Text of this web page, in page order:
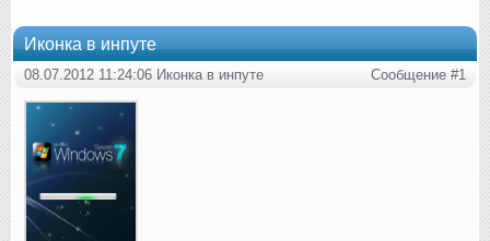
Иконка в инпуте
08.07.2012 11:24:06 Иконка в инпуте Сообщение #1